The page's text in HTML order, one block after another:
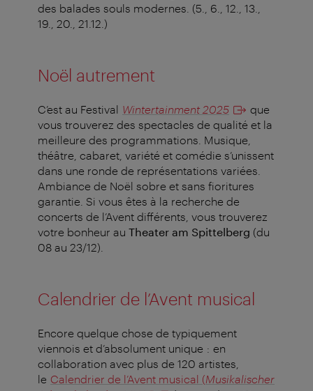
des balades souls modernes. (5., 6., 12., 13.,
19., 20., 21.12.)
Noël autrement
C’est au Festival Wintertainment 2025
que
vous trouverez des spectacles de qualité et la
meilleure des programmations. Musique,
théâtre, cabaret, variété et comédie s’unissent
dans une ronde de représentations variées.
Ambiance de Noël sobre et sans fioritures
garantie. Si vous êtes à la recherche de
concerts de l’Avent différents, vous trouverez
votre bonheur au Theater am Spittelberg (du
08 au 23/12).
Calendrier de l’Avent musical
Encore quelque chose de typiquement
viennois et d’absolument unique : en
collaboration avec plus de 120 artistes,
le Calendrier de l’Avent musical (Musikalischer